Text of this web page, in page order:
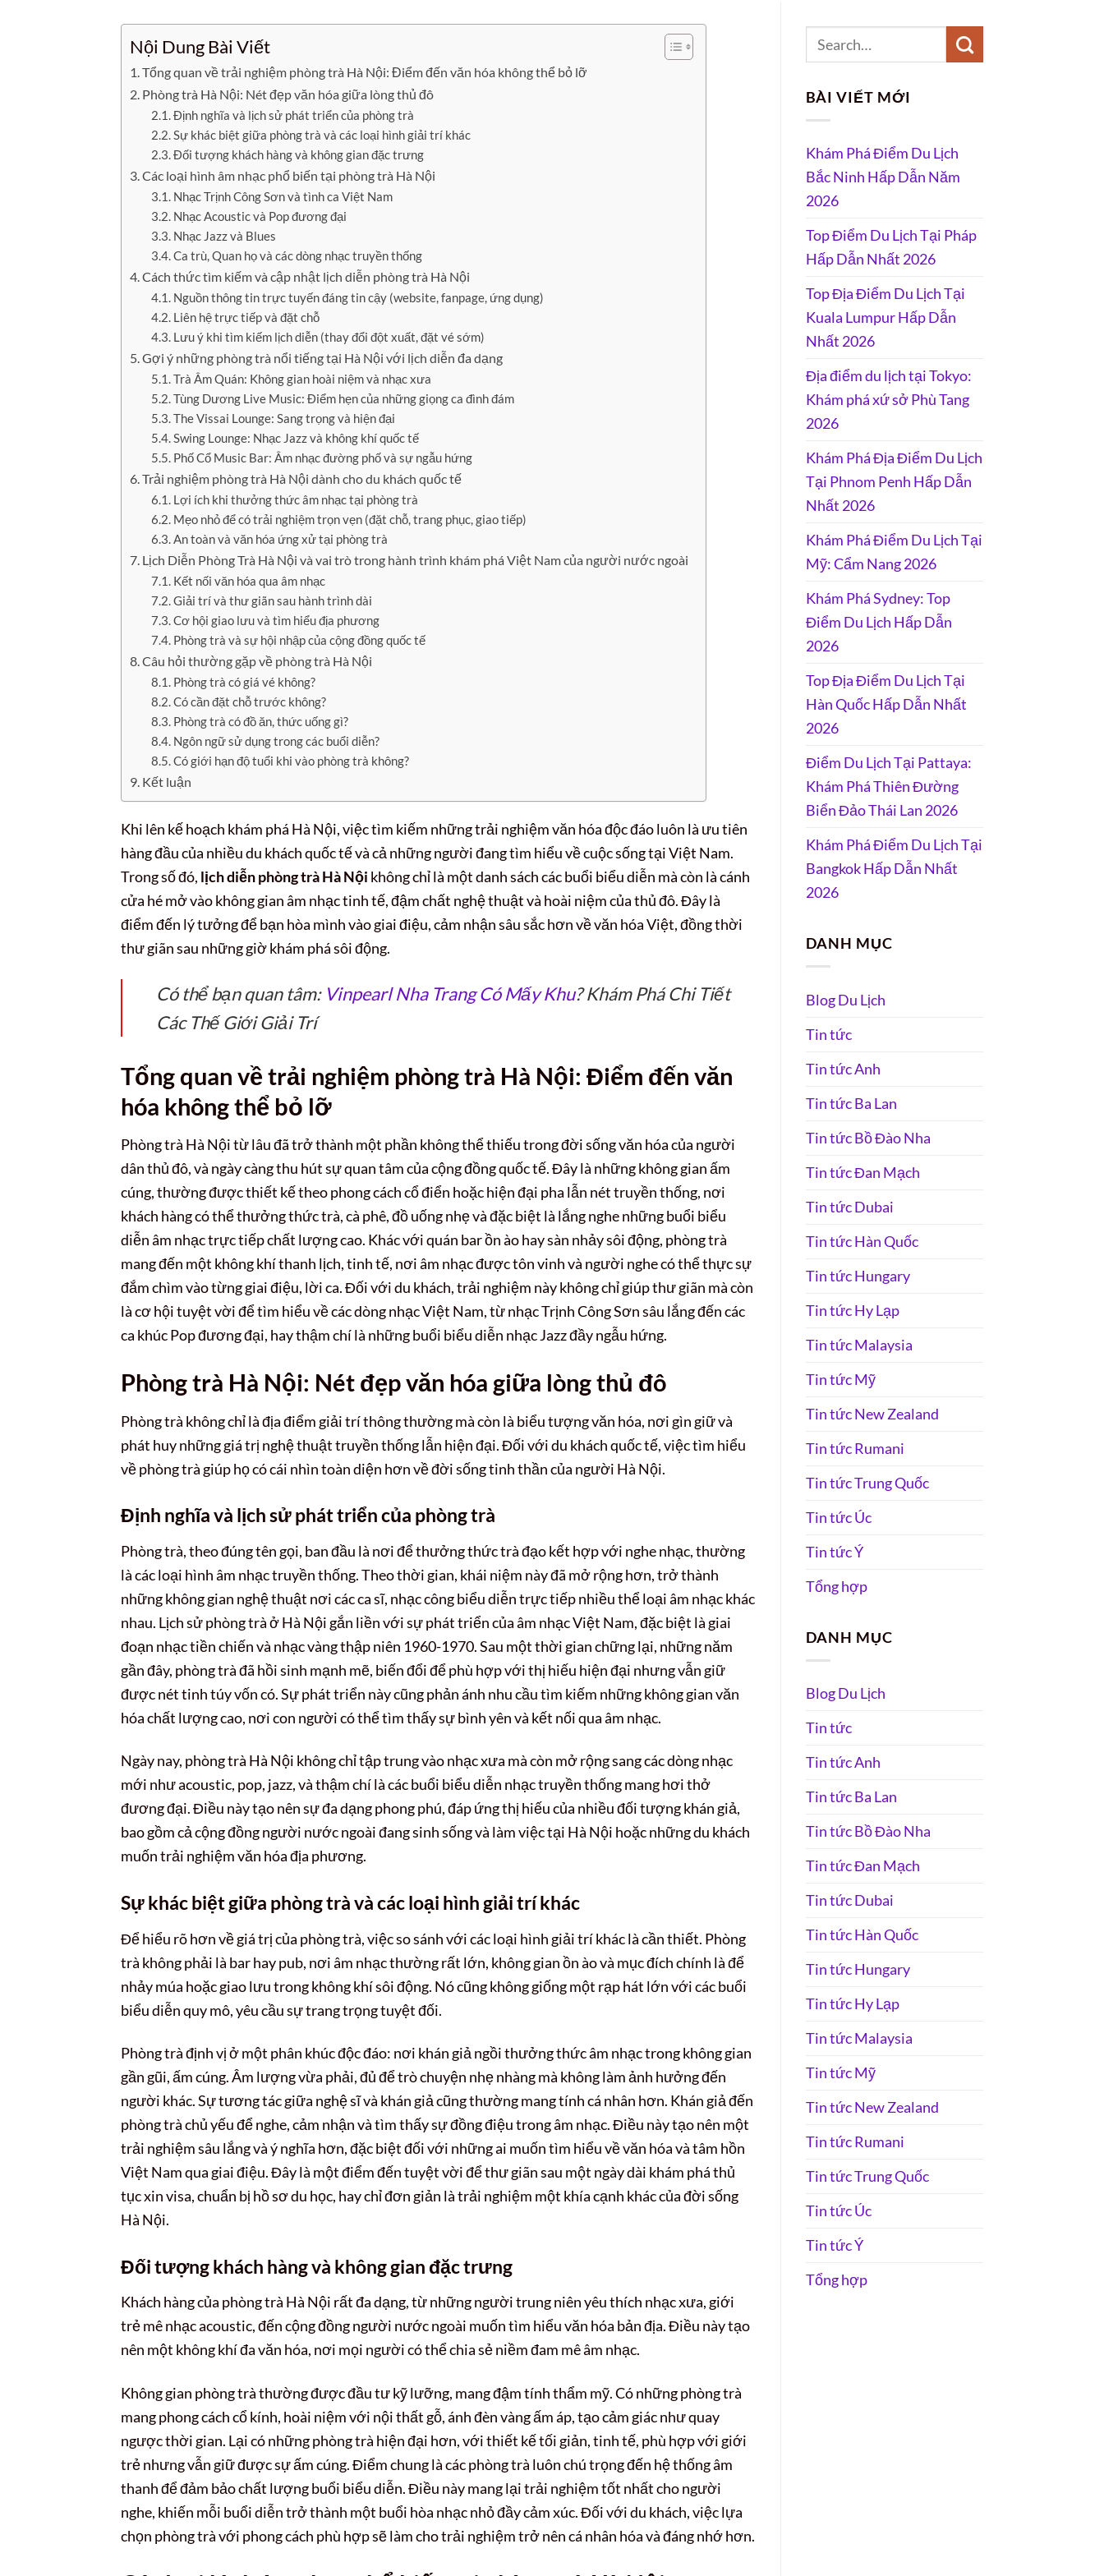
Nội Dung Bài Viết
Tổng quan về trải nghiệm phòng trà Hà Nội: Điểm đến văn hóa không thể bỏ lỡ
Phòng trà Hà Nội: Nét đẹp văn hóa giữa lòng thủ đô
Định nghĩa và lịch sử phát triển của phòng trà
Sự khác biệt giữa phòng trà và các loại hình giải trí khác
Đối tượng khách hàng và không gian đặc trưng
Các loại hình âm nhạc phổ biến tại phòng trà Hà Nội
Nhạc Trịnh Công Sơn và tình ca Việt Nam
Nhạc Acoustic và Pop đương đại
Nhạc Jazz và Blues
Ca trù, Quan họ và các dòng nhạc truyền thống
Cách thức tìm kiếm và cập nhật lịch diễn phòng trà Hà Nội
Nguồn thông tin trực tuyến đáng tin cậy (website, fanpage, ứng dụng)
Liên hệ trực tiếp và đặt chỗ
Lưu ý khi tìm kiếm lịch diễn (thay đổi đột xuất, đặt vé sớm)
Gợi ý những phòng trà nổi tiếng tại Hà Nội với lịch diễn đa dạng
Trà Âm Quán: Không gian hoài niệm và nhạc xưa
Tùng Dương Live Music: Điểm hẹn của những giọng ca đình đám
The Vissai Lounge: Sang trọng và hiện đại
Swing Lounge: Nhạc Jazz và không khí quốc tế
Phố Cổ Music Bar: Âm nhạc đường phố và sự ngẫu hứng
Trải nghiệm phòng trà Hà Nội dành cho du khách quốc tế
Lợi ích khi thưởng thức âm nhạc tại phòng trà
Mẹo nhỏ để có trải nghiệm trọn vẹn (đặt chỗ, trang phục, giao tiếp)
An toàn và văn hóa ứng xử tại phòng trà
Lịch Diễn Phòng Trà Hà Nội và vai trò trong hành trình khám phá Việt Nam của người nước ngoài
Kết nối văn hóa qua âm nhạc
Giải trí và thư giãn sau hành trình dài
Cơ hội giao lưu và tìm hiểu địa phương
Phòng trà và sự hội nhập của cộng đồng quốc tế
Câu hỏi thường gặp về phòng trà Hà Nội
Phòng trà có giá vé không?
Có cần đặt chỗ trước không?
Phòng trà có đồ ăn, thức uống gì?
Ngôn ngữ sử dụng trong các buổi diễn?
Có giới hạn độ tuổi khi vào phòng trà không?
Kết luận
Khi lên kế hoạch khám phá Hà Nội, việc tìm kiếm những trải nghiệm văn hóa độc đáo luôn là ưu tiên
hàng đầu của nhiều du khách quốc tế và cả những người đang tìm hiểu về cuộc sống tại Việt Nam.
Trong số đó, lịch diễn phòng trà Hà Nội không chỉ là một danh sách các buổi biểu diễn mà còn là cánh
cửa hé mở vào không gian âm nhạc tinh tế, đậm chất nghệ thuật và hoài niệm của thủ đô. Đây là
điểm đến lý tưởng để bạn hòa mình vào giai điệu, cảm nhận sâu sắc hơn về văn hóa Việt, đồng thời
thư giãn sau những giờ khám phá sôi động.
Có thể bạn quan tâm: Vinpearl Nha Trang Có Mấy Khu? Khám Phá Chi Tiết
Các Thế Giới Giải Trí
Tổng quan về trải nghiệm phòng trà Hà Nội: Điểm đến văn
hóa không thể bỏ lỡ
Phòng trà Hà Nội từ lâu đã trở thành một phần không thể thiếu trong đời sống văn hóa của người
dân thủ đô, và ngày càng thu hút sự quan tâm của cộng đồng quốc tế. Đây là những không gian ấm
cúng, thường được thiết kế theo phong cách cổ điển hoặc hiện đại pha lẫn nét truyền thống, nơi
khách hàng có thể thưởng thức trà, cà phê, đồ uống nhẹ và đặc biệt là lắng nghe những buổi biểu
diễn âm nhạc trực tiếp chất lượng cao. Khác với quán bar ồn ào hay sàn nhảy sôi động, phòng trà
mang đến một không khí thanh lịch, tinh tế, nơi âm nhạc được tôn vinh và người nghe có thể thực sự
đắm chìm vào từng giai điệu, lời ca. Đối với du khách, trải nghiệm này không chỉ giúp thư giãn mà còn
là cơ hội tuyệt vời để tìm hiểu về các dòng nhạc Việt Nam, từ nhạc Trịnh Công Sơn sâu lắng đến các
ca khúc Pop đương đại, hay thậm chí là những buổi biểu diễn nhạc Jazz đầy ngẫu hứng.
Phòng trà Hà Nội: Nét đẹp văn hóa giữa lòng thủ đô
Phòng trà không chỉ là địa điểm giải trí thông thường mà còn là biểu tượng văn hóa, nơi gìn giữ và
phát huy những giá trị nghệ thuật truyền thống lẫn hiện đại. Đối với du khách quốc tế, việc tìm hiểu
về phòng trà giúp họ có cái nhìn toàn diện hơn về đời sống tinh thần của người Hà Nội.
Định nghĩa và lịch sử phát triển của phòng trà
Phòng trà, theo đúng tên gọi, ban đầu là nơi để thưởng thức trà đạo kết hợp với nghe nhạc, thường
là các loại hình âm nhạc truyền thống. Theo thời gian, khái niệm này đã mở rộng hơn, trở thành
những không gian nghệ thuật nơi các ca sĩ, nhạc công biểu diễn trực tiếp nhiều thể loại âm nhạc khác
nhau. Lịch sử phòng trà ở Hà Nội gắn liền với sự phát triển của âm nhạc Việt Nam, đặc biệt là giai
đoạn nhạc tiền chiến và nhạc vàng thập niên 1960-1970. Sau một thời gian chững lại, những năm
gần đây, phòng trà đã hồi sinh mạnh mẽ, biến đổi để phù hợp với thị hiếu hiện đại nhưng vẫn giữ
được nét tinh túy vốn có. Sự phát triển này cũng phản ánh nhu cầu tìm kiếm những không gian văn
hóa chất lượng cao, nơi con người có thể tìm thấy sự bình yên và kết nối qua âm nhạc.
Ngày nay, phòng trà Hà Nội không chỉ tập trung vào nhạc xưa mà còn mở rộng sang các dòng nhạc
mới như acoustic, pop, jazz, và thậm chí là các buổi biểu diễn nhạc truyền thống mang hơi thở
đương đại. Điều này tạo nên sự đa dạng phong phú, đáp ứng thị hiếu của nhiều đối tượng khán giả,
bao gồm cả cộng đồng người nước ngoài đang sinh sống và làm việc tại Hà Nội hoặc những du khách
muốn trải nghiệm văn hóa địa phương.
Sự khác biệt giữa phòng trà và các loại hình giải trí khác
Để hiểu rõ hơn về giá trị của phòng trà, việc so sánh với các loại hình giải trí khác là cần thiết. Phòng
trà không phải là bar hay pub, nơi âm nhạc thường rất lớn, không gian ồn ào và mục đích chính là để
nhảy múa hoặc giao lưu trong không khí sôi động. Nó cũng không giống một rạp hát lớn với các buổi
biểu diễn quy mô, yêu cầu sự trang trọng tuyệt đối.
Phòng trà định vị ở một phân khúc độc đáo: nơi khán giả ngồi thưởng thức âm nhạc trong không gian
gần gũi, ấm cúng. Âm lượng vừa phải, đủ để trò chuyện nhẹ nhàng mà không làm ảnh hưởng đến
người khác. Sự tương tác giữa nghệ sĩ và khán giả cũng thường mang tính cá nhân hơn. Khán giả đến
phòng trà chủ yếu để nghe, cảm nhận và tìm thấy sự đồng điệu trong âm nhạc. Điều này tạo nên một
trải nghiệm sâu lắng và ý nghĩa hơn, đặc biệt đối với những ai muốn tìm hiểu về văn hóa và tâm hồn
Việt Nam qua giai điệu. Đây là một điểm đến tuyệt vời để thư giãn sau một ngày dài khám phá thủ
tục xin visa, chuẩn bị hồ sơ du học, hay chỉ đơn giản là trải nghiệm một khía cạnh khác của đời sống
Hà Nội.
Đối tượng khách hàng và không gian đặc trưng
Khách hàng của phòng trà Hà Nội rất đa dạng, từ những người trung niên yêu thích nhạc xưa, giới
trẻ mê nhạc acoustic, đến cộng đồng người nước ngoài muốn tìm hiểu văn hóa bản địa. Điều này tạo
nên một không khí đa văn hóa, nơi mọi người có thể chia sẻ niềm đam mê âm nhạc.
Không gian phòng trà thường được đầu tư kỹ lưỡng, mang đậm tính thẩm mỹ. Có những phòng trà
mang phong cách cổ kính, hoài niệm với nội thất gỗ, ánh đèn vàng ấm áp, tạo cảm giác như quay
ngược thời gian. Lại có những phòng trà hiện đại hơn, với thiết kế tối giản, tinh tế, phù hợp với giới
trẻ nhưng vẫn giữ được sự ấm cúng. Điểm chung là các phòng trà luôn chú trọng đến hệ thống âm
thanh để đảm bảo chất lượng buổi biểu diễn. Điều này mang lại trải nghiệm tốt nhất cho người
nghe, khiến mỗi buổi diễn trở thành một buổi hòa nhạc nhỏ đầy cảm xúc. Đối với du khách, việc lựa
chọn phòng trà với phong cách phù hợp sẽ làm cho trải nghiệm trở nên cá nhân hóa và đáng nhớ hơn.
BÀI VIẾT MỚI
Khám Phá Điểm Du Lịch
Bắc Ninh Hấp Dẫn Năm
2026
Top Điểm Du Lịch Tại Pháp
Hấp Dẫn Nhất 2026
Top Địa Điểm Du Lịch Tại
Kuala Lumpur Hấp Dẫn
Nhất 2026
Địa điểm du lịch tại Tokyo:
Khám phá xứ sở Phù Tang
2026
Khám Phá Địa Điểm Du Lịch
Tại Phnom Penh Hấp Dẫn
Nhất 2026
Khám Phá Điểm Du Lịch Tại
Mỹ: Cẩm Nang 2026
Khám Phá Sydney: Top
Điểm Du Lịch Hấp Dẫn
2026
Top Địa Điểm Du Lịch Tại
Hàn Quốc Hấp Dẫn Nhất
2026
Điểm Du Lịch Tại Pattaya:
Khám Phá Thiên Đường
Biển Đảo Thái Lan 2026
Khám Phá Điểm Du Lịch Tại
Bangkok Hấp Dẫn Nhất
2026
DANH MỤC
Blog Du Lịch
Tin tức
Tin tức Anh
Tin tức Ba Lan
Tin tức Bồ Đào Nha
Tin tức Đan Mạch
Tin tức Dubai
Tin tức Hàn Quốc
Tin tức Hungary
Tin tức Hy Lạp
Tin tức Malaysia
Tin tức Mỹ
Tin tức New Zealand
Tin tức Rumani
Tin tức Trung Quốc
Tin tức Úc
Tin tức Ý
Tổng hợp
DANH MỤC
Blog Du Lịch
Tin tức
Tin tức Anh
Tin tức Ba Lan
Tin tức Bồ Đào Nha
Tin tức Đan Mạch
Tin tức Dubai
Tin tức Hàn Quốc
Tin tức Hungary
Tin tức Hy Lạp
Tin tức Malaysia
Tin tức Mỹ
Tin tức New Zealand
Tin tức Rumani
Tin tức Trung Quốc
Tin tức Úc
Tin tức Ý
Tổng hợp